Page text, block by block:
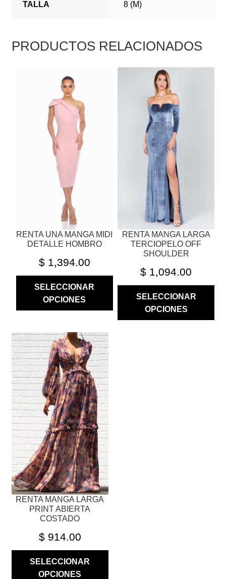
TALLA 8 (M)
PRODUCTOS RELACIONADOS
RENTA UNA MANGA MIDI
DETALLE HOMBRO
$1,394.00
SELECCIONAR
OPCIONES
PRODUCTO
MÚLTIPLES
VARIANTES.
OPCIONES
DE
RENTA MANGA LARGA
TERCIOPELO OFF
SHOULDER
$ 1,094.00
SELECCIONAR
OPCIONES
PRODUCTO
MÚLTIPLES
VARIANTES.
OPCIONES
PUEDEN
ELEGIR
PÁGINA
DE
PRODUCTO
RENTA MANGA LARGA
PRINT ABIERTA
COSTADO
$914.00
SELECCIONAR
OPCIONES
ESTE
PRODUCTO
TIENE
MÚLTIPLES
VARIANTES.
LAS
OPCIONES
SE
PUEDEN
ELEGIR
EN
LA
PÁGINA
DE
PRODUCTO